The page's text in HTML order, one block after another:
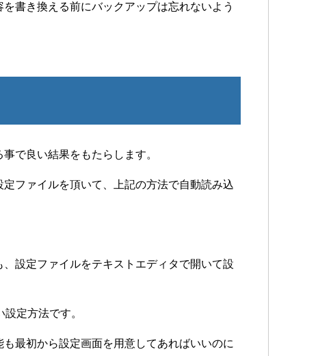
書き換える前にバックアップは忘れないよう
で良い結果をもたらします。
ファイルを頂いて、上記の方法で自動読み込
設定ファイルをテキストエディタで開いて設
定方法です。
最初から設定画面を用意してあればいいのに